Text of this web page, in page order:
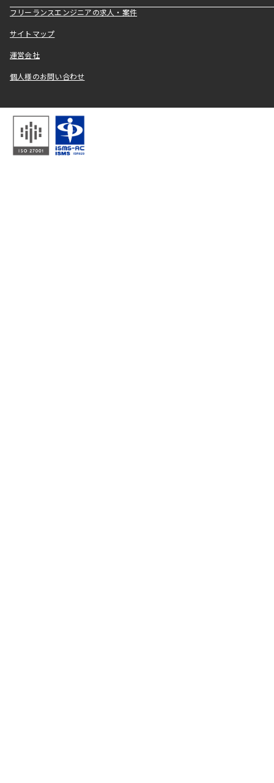
フリーランスエンジニアの求人・案件
サイトマップ
運営会社
個人様のお問い合わせ